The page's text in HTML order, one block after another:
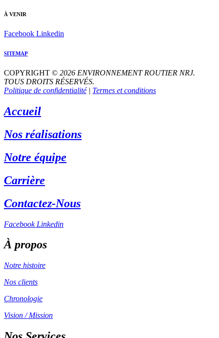
À VENIR
Facebook Linkedin
SITEMAP
COPYRIGHT © 2026 ENVIRONNEMENT ROUTIER NRJ.
TOUS DROITS RÉSERVÉS.
Politique de confidentialité| Termes et conditions
Accueil
Nos réalisations
Notre équipe
Carrière
Contactez-Nous
Facebook Linkedin
À propos
Notre histoire
Nos clients
Chronologie
Vision / Mission